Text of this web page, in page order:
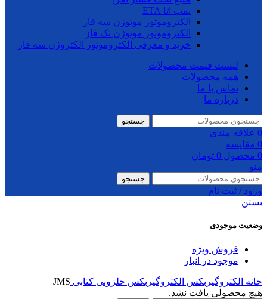
پمپ اتا ETA
الکتروموتور موتوژن سه فاز
الکتروموتور موتوژن تک فاز
خرید و معرفی الکتروموتور الکتروژن سه فاز
لیست قیمت محصولات
همه محصولات
تماس با ما
درباره ما
جستجو
0 علاقه مندی
0 مقایسه
0 محصول 0 تومان
منو
جستجو
ورود / ثبت نام
بستن
وضعیت موجودی
فروش ویژه
موجود در انبار
خانه الکتروگیربکس الکتروگیربکس حلزونی کتابی JMS
هیچ محصولی یافت نشد.